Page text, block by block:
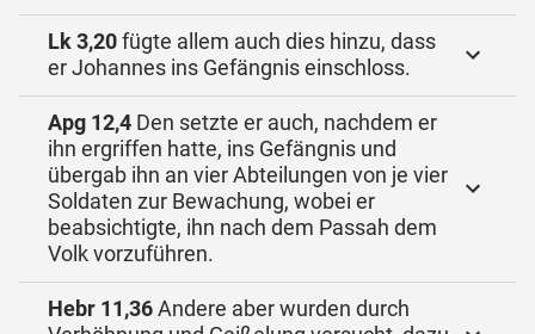
Lk 3,20fügte allem auch dies hinzu, dass
er Johannes ins Gefängnis einschloss.
Apg 12,4 Den setzte er auch, nachdem er
ihn ergriffen hatte, ins Gefängnis und
übergab ihn an vier Abteilungen von je vier
Soldaten zur Bewachung, wobei er
beabsichtigte, ihn nach dem Passah dem
Volk vorzuführen.
Hebr 11,36Andere aber wurden durch